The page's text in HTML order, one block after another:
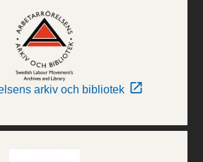
arkiv och bibliotek